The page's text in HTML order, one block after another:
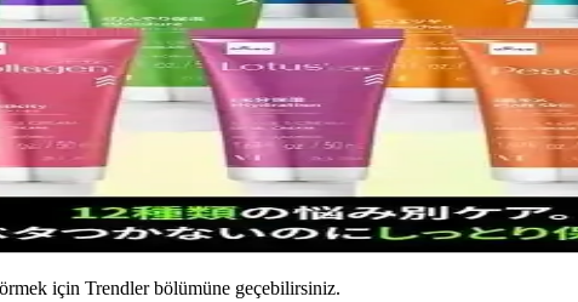
için Trendler bölümüne geçebilirsiniz.